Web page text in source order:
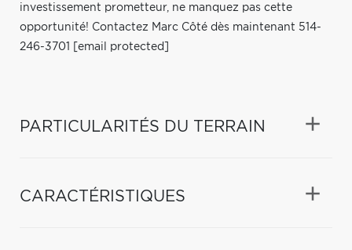
investissement prometteur, ne manquez pas cette
opportunité! Contactez Marc Côté dès maintenant 514-
246-3701
[email protected]
PARTICULARITÉS DU TERRAIN
CARACTÉRISTIQUES